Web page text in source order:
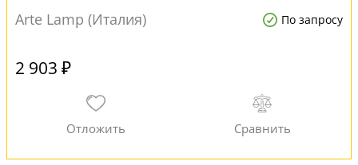
Arte Lamp (Италия)
По запросу
2 903 ₽